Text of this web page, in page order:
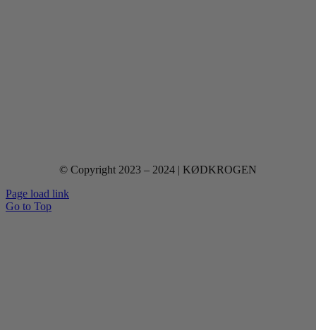
© Copyright 2023 – 2024 | KØDKROGEN
Page load link
Go to Top